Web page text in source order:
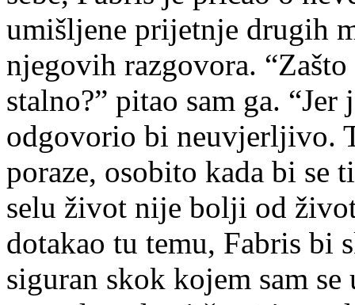
umišljene prijetnje drugih
njegovih razgovora.
stalno?” pitao sam ga.
odgovorio bi neuvjerljivo.
poraze, osobito kada bi se
selu život nije bolji od
dotakao tu temu, Fabris bi
siguran skok kojem sam